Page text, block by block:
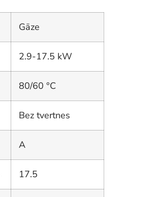
Gāze
2.9-17.5 kW
80/60 °C
Bez tvertnes
A
17.5